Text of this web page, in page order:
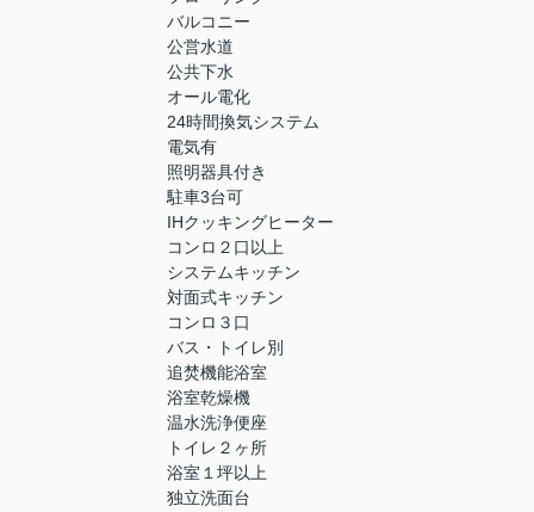
バルコニー
公営水道
公共下水
オール電化
24時間換気システム
電気有
照明器具付き
駐車3台可
IHクッキングヒーター
コンロ２口以上
システムキッチン
対面式キッチン
コンロ３口
バス・トイレ別
追焚機能浴室
浴室乾燥機
温水洗浄便座
トイレ２ヶ所
浴室１坪以上
独立洗面台